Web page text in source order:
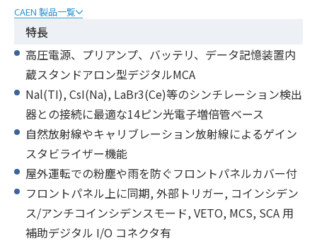
CAEN 製品一覧
特長
高圧電源、プリアンプ、バッテリ、データ記憶装置内
蔵スタンドアロン型デジタルMCA
Nal(TI), CsI(Na), LaBr3(Ce)等のシンチレーション検出
器との接続に最適な14ピン光電子増倍管ベース
自然放射線やキャリブレーション放射線によるゲイン
スタビライザー機能
屋外運転での粉塵や雨を防ぐフロントパネルカバー付
フロントパネル上に同期, 外部トリガー, コインシデン
ス/アンチコインシデンスモード, VETO, MCS, SCA 用
補助デジタル I/O コネクタ有